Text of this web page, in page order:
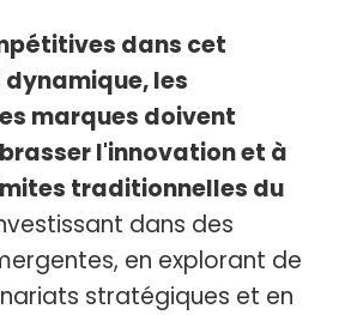
dans cet
les
marques doivent
l'innovation et à
traditionnelles du
dans des
en explorant de
stratégiques et en